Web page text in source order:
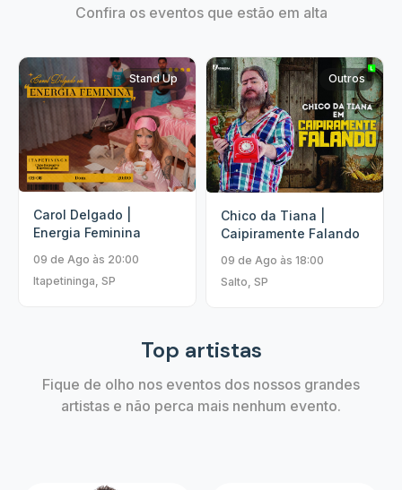
Confira os eventos que estão em alta
Stand Up
Carol Delgado |
Energia Feminina
09 de Ago às 20:00
Itapetininga, SP
Outros
Chico da Tiana |
Caipiramente Falando
09 de Ago às 18:00
Salto, SP
Top artistas
Fique de olho nos eventos dos nossos grandes
artistas e não perca mais nenhum evento.